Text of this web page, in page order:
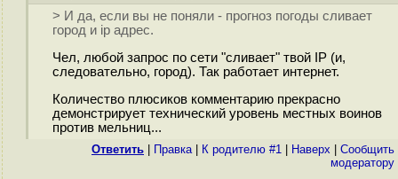
> И да, если вы не поняли - прогноз погоды сливает
город и ip адрес.
Чел, любой запрос по сети "сливает" твой IP (и,
следовательно, город). Так работает интернет.
Количество плюсиков комментарию прекрасно
демонстрирует технический уровень местных воинов
против мельниц...
Ответить Правка| К родителю #1 Наверх
Cообщить
модератору